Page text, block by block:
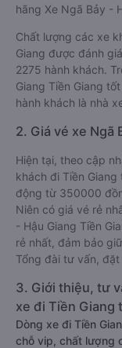
hãng Xe Ngã Bảy -
Chất lượng các xe
Giang được đánh
2275 hành khách.
Giang Tiền Giang
hành khách là nhà
2. Giá vé xe Ngã
Hiện tại, theo cập
khách đi Tiền
động từ 350000
Niên có giá vé rẻ
- Hậu Giang Tiền
rẻ nhất, đảm bảo
Tổng đài tư vấn,
3. Giới thiệu, tư
xe đi Tiền Giang
Dòng xe đi Tiền
chỗ vip, chất lượng